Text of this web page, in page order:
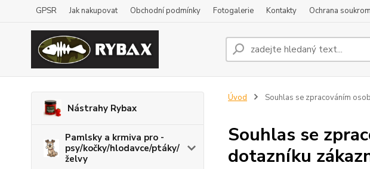
GPSR Jak nakupovat Obchodní podmínky Fotogalerie Kontakty Ochrana
Nástrahy Rybax
Pamlsky a krmiva pro -
psy/kočky/hlodavce/ptáky/
želvy
Úvod Souhlas se zpracováním
Souhlas se
dotazníku